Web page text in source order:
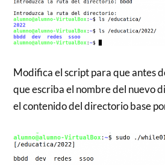
Modifica el script para que antes
que escriba el nombre del nuevo
el contenido del directorio base